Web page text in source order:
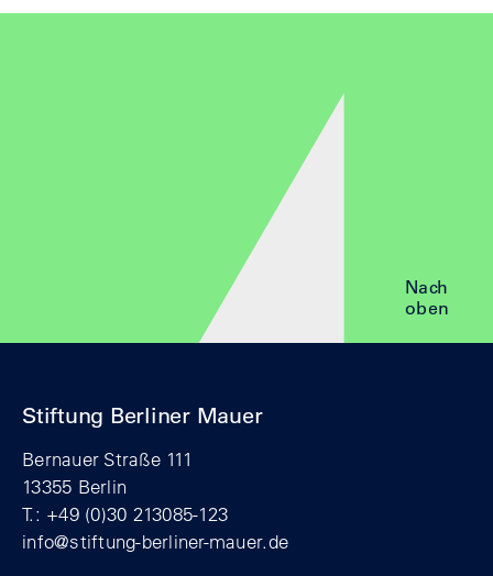
Nach
oben
Stiftung Berliner Mauer
Bernauer Straße 111
13355 Berlin
T.: +49 (0)30 213085-123
info@stiftung-berliner-mauer.de